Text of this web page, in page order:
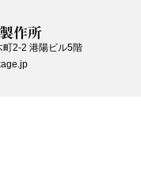
作所
2-2 港陽ビル5階